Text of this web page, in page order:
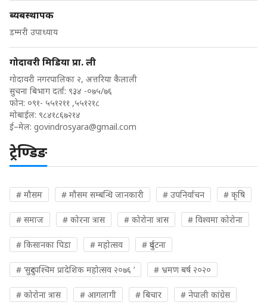
ब्यबस्थापक
डम्मरी उपाध्याय
गोदावरी मिडिया प्रा. ली
गोदावरी नगरपालिका २, अत्तरिया कैलाली
सुचना बिभाग दर्ता: ९३४ -०७५/७६
फोन: ०९१- ५५१२११ ,५५१२१८
मोबाईल: ९८४१८६७२१४
ई–मेल: govindrosyara@gmail.com
ट्रेण्डिङ
# मौसम # मौसम सम्बन्धि जानकारी # उपनिर्वाचन # कृषि
# समाज # कोरना त्रास # कोरोना त्रास # विश्वमा कोरोना
# किसानका पिडा # महोत्सव # दुर्घटना
# ‘सुदुरपश्चिम प्रादेशिक महोत्सव २०७६ ’ # भ्रमण बर्ष २०२०
# कोरोना त्रास # आगलागी # बिचार # नेपाली कांग्रेस